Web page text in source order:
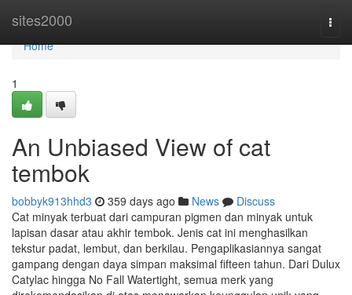
sites2000
Home
Home
1
An Unbiased View of cat
tembok
bobbyk913hhd3 359 days ago News
Discuss
Cat minyak terbuat dari campuran pigmen dan minyak untuk
lapisan dasar atau akhir tembok. Jenis cat ini menghasilkan
tekstur padat, lembut, dan berkilau. Pengaplikasiannya sangat
gampang dengan daya simpan maksimal fifteen tahun. Dari Dulux
Catylac hingga No Fall Watertight, semua merk yang